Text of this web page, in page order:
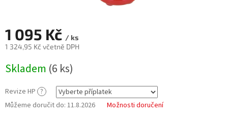
1 095 Kč / ks
1 324,95 Kč včetně DPH
cena:
Skladem (6 ks)
Revize HP ?
Můžeme doručit do: 11.8.2026 Možnosti doručení